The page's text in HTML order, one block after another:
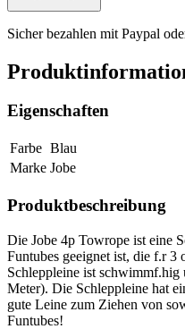
Sicher bezahlen mit Paypal
Eigenschaften
Farbe Blau
Marke Jobe
Produktbeschreibung
Die Jobe 4p Towrope ist eine
Funtubes geeignet ist, die f.r 3
Schleppleine ist
Meter). Die Schleppleine hat
gute Leine zum Ziehen von
Funtubes!